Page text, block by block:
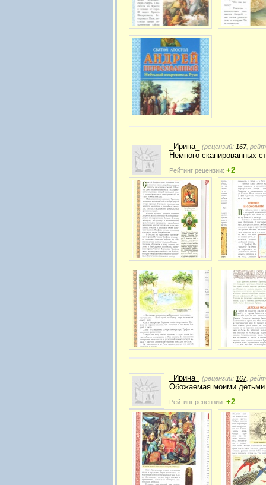
_Ирина_ (рецензий: 167,
Немного сканированных
Рейтинг рецензии: +2
_Ирина_ (рецензий: 167,
Обожаемая моими
Рейтинг рецензии: +2